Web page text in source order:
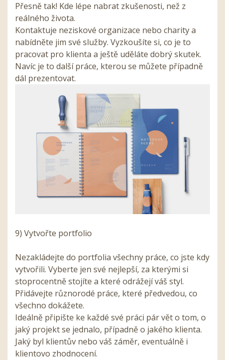
Přesně tak! Kde lépe nabrat zkušenosti, než z
reálného života.
Kontaktuje neziskové organizace nebo charity a
nabídněte jim své služby. Vyzkoušíte si, co je to
pracovat pro klienta a ještě uděláte dobrý skutek.
Navíc je to další práce, kterou se můžete případně
dál prezentovat.
9) Vytvořte portfolio
Nezakládejte do portfolia všechny práce, co jste kdy
vytvořili. Vyberte jen své nejlepší, za kterými si
stoprocentně stojíte a které odrážejí váš styl.
Přidávejte různorodé práce, které předvedou, co
všechno dokážete.
Ideálně připište ke každé své práci pár vět o tom, o
jaký projekt se jednalo, případně o jakého klienta.
Jaký byl klientův nebo váš záměr, eventuálně i
klientovo zhodnocení.